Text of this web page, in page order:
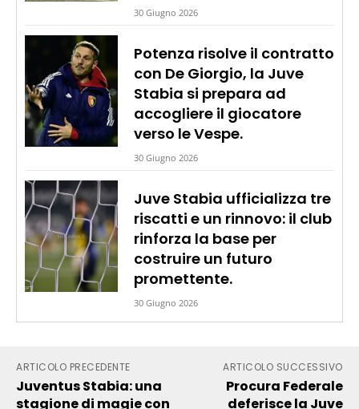
30 Giugno 2026
Potenza risolve il contratto
con De Giorgio, la Juve
Stabia si prepara ad
accogliere il giocatore
verso le Vespe.
30 Giugno 2026
Juve Stabia ufficializza tre
riscatti e un rinnovo: il club
rinforza la base per
costruire un futuro
promettente.
30 Giugno 2026
ARTICOLO PRECEDENTE
Juventus Stabia: una
stagione di magie con
ARTICOLO SUCCESSIVO
Procura Federale
deferisce la Juve